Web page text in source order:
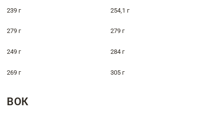
239 г 254,1 г
279 г 279 г
249 г 284 г
269 г 305 г
ВОК